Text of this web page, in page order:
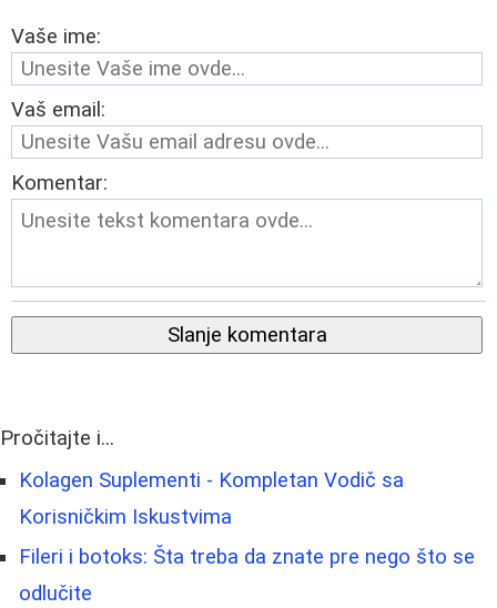
Vaše ime:
Vaš email:
Komentar:
Slanje komentara
Pročitajte i...
Kolagen Suplementi - Kompletan Vodič sa
Korisničkim Iskustvima
Fileri i botoks: Šta treba da znate pre nego što se
odlučite